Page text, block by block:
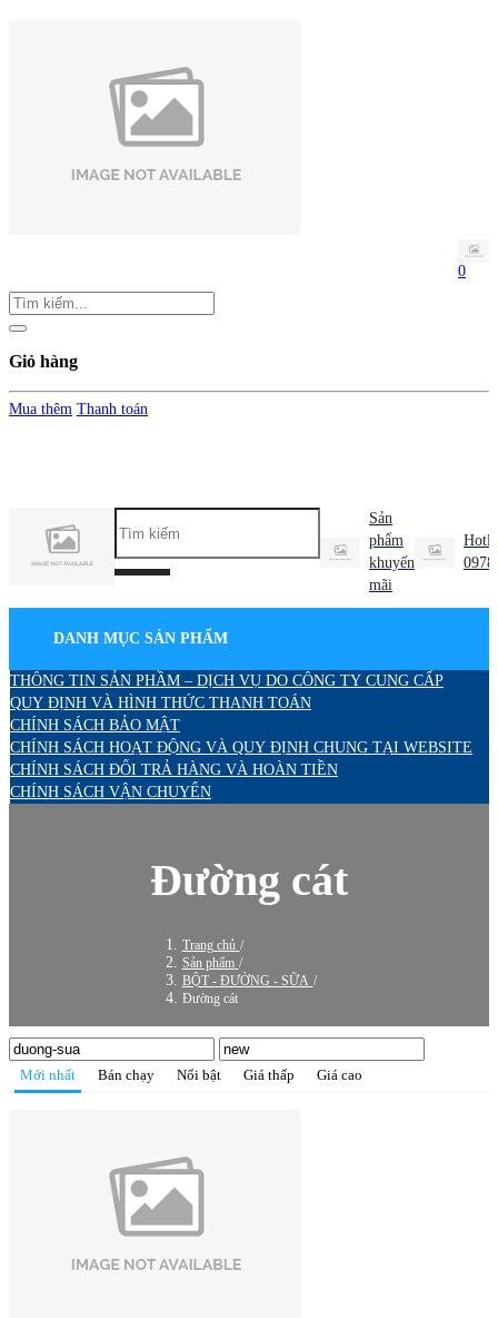
0
Giỏ hàng
Mua thêm Thanh toán
Sản
phẩm
khuyến
mãi
DANH MỤC SẢN PHẨM
THÔNG TIN SẢN PHẦM – DỊCH VỤ DO CÔNG TY CUNG CẤP
QUY ĐỊNH VÀ HÌNH THỨC THANH TOÁN
CHÍNH SÁCH BẢO MẬT
CHÍNH SÁCH HOẠT ĐỘNG VÀ QUY ĐỊNH CHUNG TẠI WEBSITE
CHÍNH SÁCH ĐỔI TRẢ HÀNG VÀ HOÀN TIỀN
CHÍNH SÁCH VẬN CHUYỂN
Đường cát
Trang chủ /
Sản phẩm /
BỘT - ĐƯỜNG - SỮA /
Đường cát
Mới nhất Bán chạy Nổi bật Giá thấp Giá cao